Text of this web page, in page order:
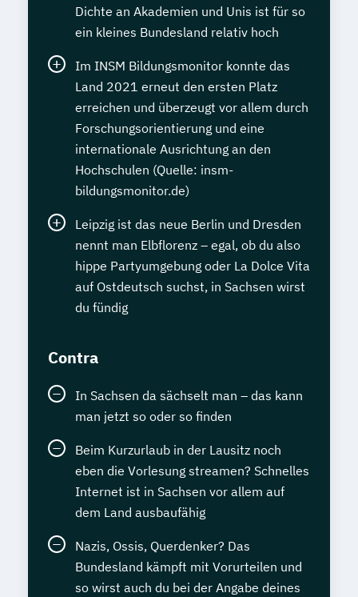
Dichte an Akademien und Unis ist für so
ein kleines Bundesland relativ hoch
Im INSM Bildungsmonitor konnte das
Land 2021 erneut den ersten Platz
erreichen und überzeugt vor allem durch
Forschungsorientierung und eine
internationale Ausrichtung an den
Hochschulen (Quelle: insm-
bildungsmonitor.de)
Leipzig ist das neue Berlin und Dresden
nennt man Elbflorenz – egal, ob du also
hippe Partyumgebung oder La Dolce Vita
auf Ostdeutsch suchst, in Sachsen wirst
du fündig
Contra
In Sachsen da sächselt man – das kann
man jetzt so oder so finden
Beim Kurzurlaub in der Lausitz noch
eben die Vorlesung streamen? Schnelles
Internet ist in Sachsen vor allem auf
dem Land ausbaufähig
Nazis, Ossis, Querdenker? Das
Bundesland kämpft mit Vorurteilen und
so wirst auch du bei der Angabe deines